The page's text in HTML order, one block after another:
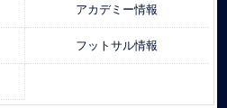
アカデミー情報
フットサル情報